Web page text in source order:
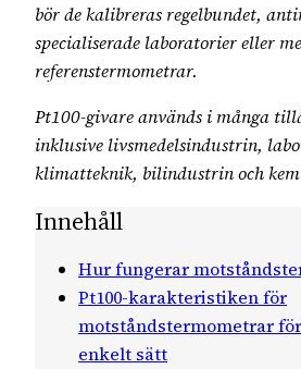
bör de kalibreras regelbundet,
specialiserade laboratorier eller
referenstermometrar.
Pt100-givare används i många
inklusive livsmedelsindustrin,
klimatteknik, bilindustrin och
Innehåll
Hur fungerar
Pt100-karakteristiken för
motståndstermometrar
enkelt sätt